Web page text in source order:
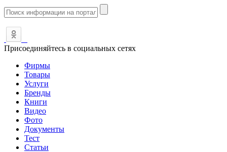
Присоединяйтесь в социальных сетях
Фирмы
Товары
Услуги
Бренды
Книги
Видео
Фото
Документы
Тест
Статьи